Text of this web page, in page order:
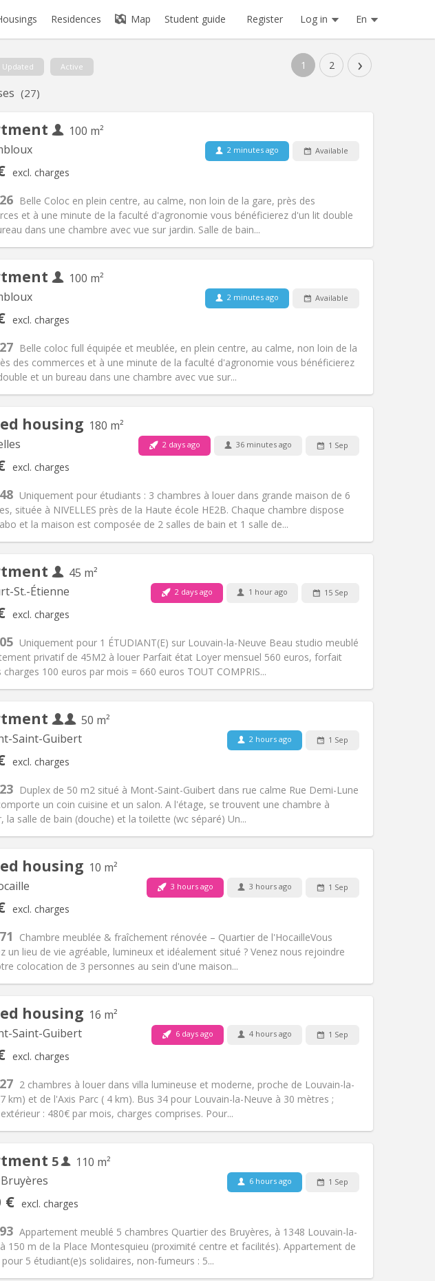
Residences Map Student guide Register Log in En
1 2 ›
Updated Active
(27)
100 m²
excl. charges
2 minutes ago Available
Belle Coloc en plein centre, au calme, non loin de la gare, près des
et à une minute de la faculté d'agronomie vous bénéficierez d'un lit double
dans une chambre avec vue sur jardin. Salle de bain...
Shared bathroom
100 m2
Other
Atmosphere:Studious, community,
Smoking:Non-smoking
No
100 m²
excl. charges
2 minutes ago Available
Belle coloc full équipée et meublée, en plein centre, au calme, non loin de la
des commerces et à une minute de la faculté d'agronomie vous bénéficierez
et un bureau dans une chambre avec vue sur...
Shared bathroom
100 m2
Other
Atmosphere:Studious, community,
Smoking:Non-smoking
No
housing 180 m²
excl. charges
2 days ago 36 minutes ago 1 Sep
Uniquement pour étudiants : 3 chambres à louer dans grande maison de 6
située à NIVELLES près de la Haute école HE2B. Chaque chambre dispose
et la maison est composée de 2 salles de bain et 1 salle de...
Shared bathroom
180 m2
Other
Atmosphere:Calm
Pets:No
45 m²
St.-Étienne
excl. charges
2 days ago 1 hour ago 15 Sep
Uniquement pour 1 ÉTUDIANT(E) sur Louvain-la-Neuve Beau studio meublé
privatif de 45M2 à louer Parfait état Loyer mensuel 560 euros, forfait
charges 100 euros par mois = 660 euros TOUT COMPRIS...
Private bathroom
45 m2
Other
Atmosphere:Studious
Pets:No
50 m²
Saint-Guibert
excl. charges
2 hours ago 1 Sep
Duplex de 50 m2 situé à Mont-Saint-Guibert dans rue calme Rue Demi-Lune
un coin cuisine et un salon. A l'étage, se trouvent une chambre à
la salle de bain (douche) et la toilette (wc séparé) Un...
Private bathroom
50 m2
Other
Atmosphere:Calm
housing 10 m²
excl. charges
3 hours ago 3 hours ago 1 Sep
Chambre meublée & fraîchement rénovée – Quartier de l'Hocaille ​Vous
un lieu de vie agréable, lumineux et idéalement situé ? Venez nous rejoindre
colocation de 3 personnes au sein d'une maison...
Shared bathroom
10 m2
Other
Atmosphere:Studious, calm, warm
Pets:No
housing 16 m²
Saint-Guibert
excl. charges
6 days ago 4 hours ago 1 Sep
2 chambres à louer dans villa lumineuse et moderne, proche de Louvain-la-
km) et de l'Axis Parc ( 4 km). Bus 34 pour Louvain-la-Neuve à 30 mètres ;
: 480€ par mois, charges comprises. Pour...
Shared bathroom
16 m2
Other
Atmosphere:Calm
Pets:No
5
110 m²
€ excl. charges
6 hours ago 1 Sep
Appartement meublé 5 chambres Quartier des Bruyères, à 1348 Louvain-la-
150 m de la Place Montesquieu (proximité centre et facilités). Appartement de
5 étudiant(e)s solidaires, non-fumeurs : 5...
Shared bathroom
110 m2
Other
Atmosphere: Studious, calm